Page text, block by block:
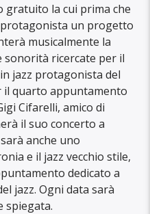
gratuito la cui prima che
un progetto
musicalmente la
sonorità ricercate per il
jazz protagonista del
il quarto appuntamento
Cifarelli, amico di
il suo concerto a
anche uno
e il jazz vecchio stile,
dedicato a
jazz. Ogni data sarà
spiegata.